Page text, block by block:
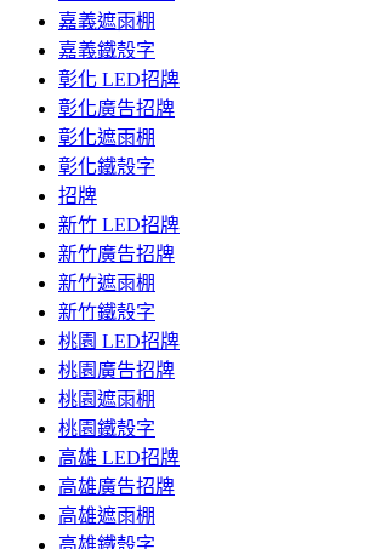
嘉義遮雨棚
嘉義鐵殼字
彰化 LED招牌
彰化廣告招牌
彰化遮雨棚
彰化鐵殼字
招牌
新竹 LED招牌
新竹廣告招牌
新竹遮雨棚
新竹鐵殼字
桃園 LED招牌
桃園廣告招牌
桃園遮雨棚
桃園鐵殼字
高雄 LED招牌
高雄廣告招牌
高雄遮雨棚